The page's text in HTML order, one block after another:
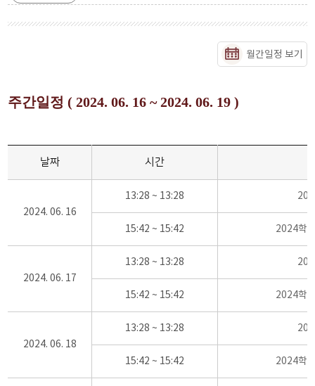
월간일정 보기
주간일정 ( 2024. 06. 16 ~ 2024. 06. 19 )
날짜 시간
2024. 06. 16
13:28 ~ 13:28
15:42 ~ 15:42 2024학
2024. 06. 17
13:28 ~ 13:28
15:42 ~ 15:42 2024학
2024. 06. 18
13:28 ~ 13:28
15:42 ~ 15:42 2024학